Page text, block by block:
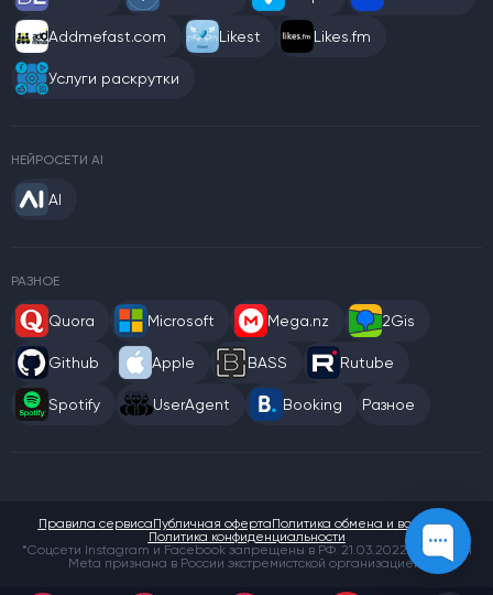
Addmefast.com Likest Likes.fm
Услуги раскрутки
НЕЙРОСЕТИ AI
AI
РАЗНОЕ
Quora Microsoft Mega.nz 2Gis
Github Apple BASS Rutube
Spotify UserAgent Booking Разное
*Соцсети Instagram и Facebook запрещены в РФ. 21.03.2022 компания
Meta признана в России экстремистской организацией.
Правила сервисаПубличная офертаПолитика обмена и возврата
Политика конфиденциальности